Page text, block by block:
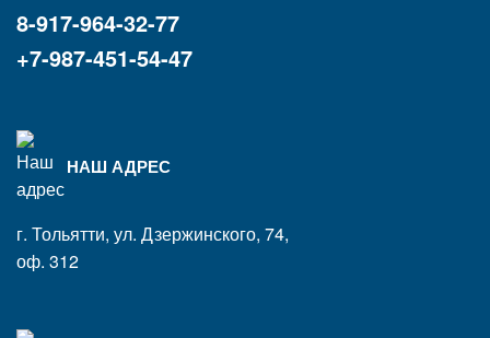
8-917-964-32-77
+7-987-451-54-47
НАШ АДРЕС
г. Тольятти, ул. Дзержинского, 74,
оф. 312